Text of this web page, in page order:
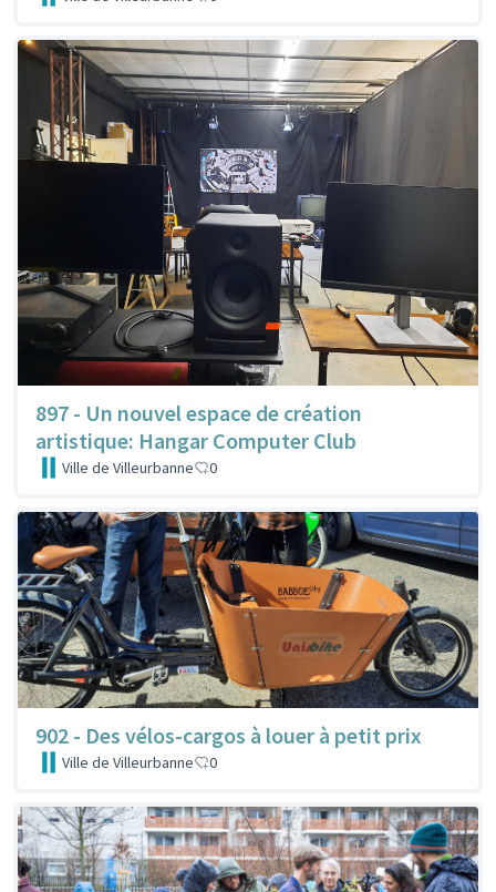
897 - Un nouvel espace de création
artistique: Hangar Computer Club
Ville de Villeurbanne 0
902 - Des vélos-cargos à louer à petit prix
Ville de Villeurbanne 0